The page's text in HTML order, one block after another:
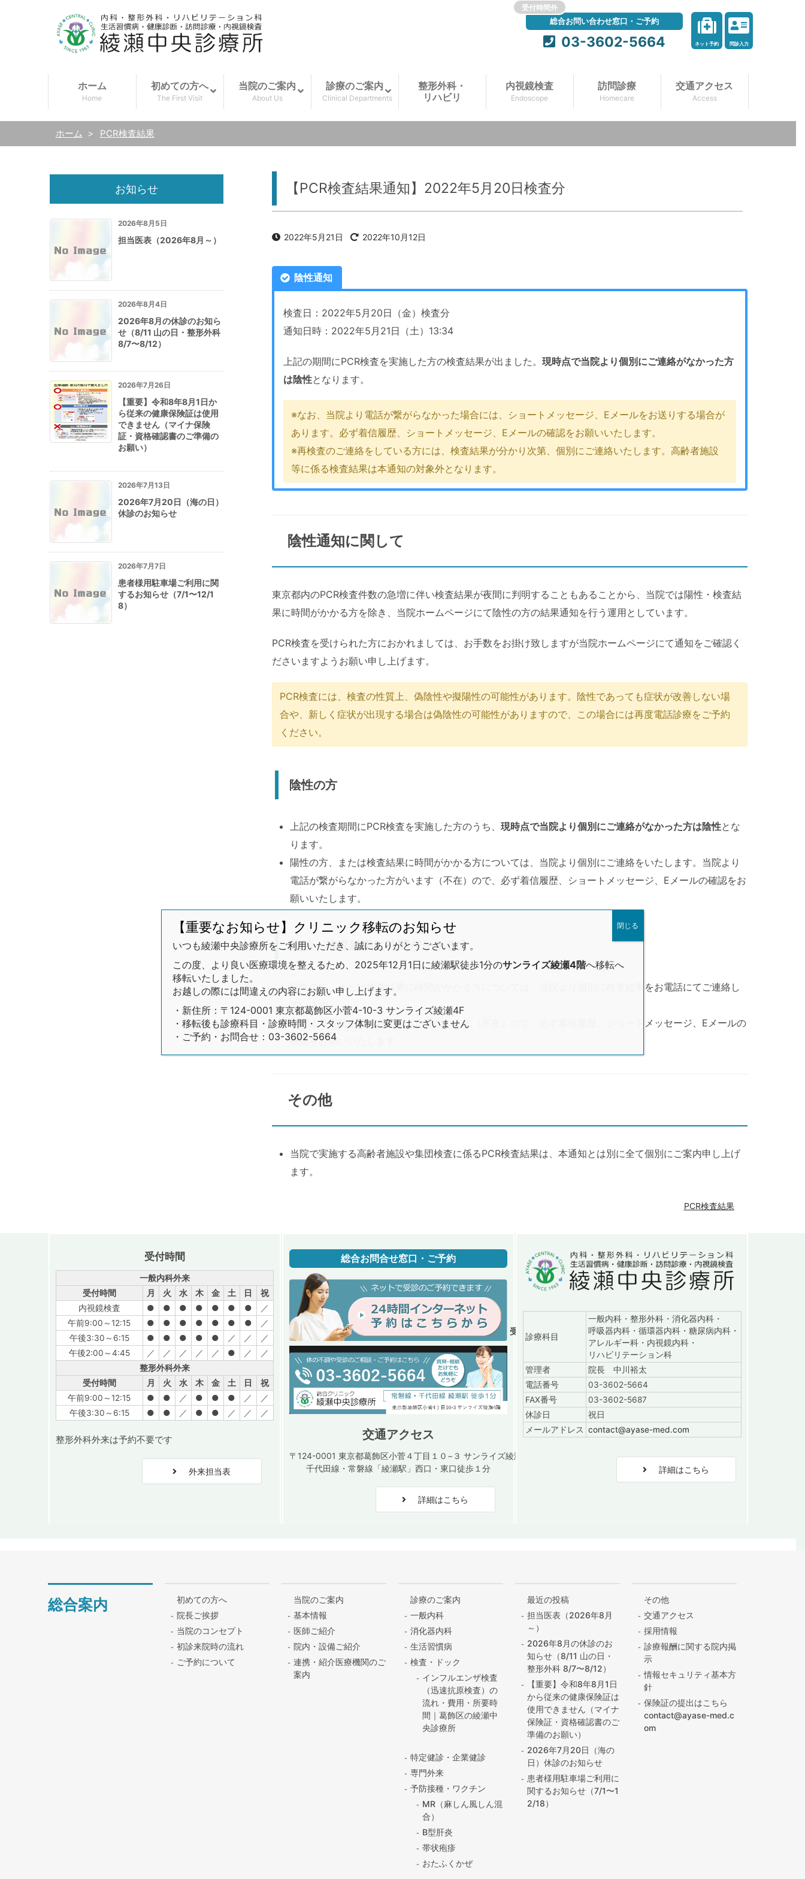
ホーム
Home
初めての方へ
The First Visit
当院のご案内
About Us
診療のご案内
Clinical Departments
整形外科・
リハビリ
内視鏡検査
Endoscope
訪問診療
Homecare
交通アクセス
Access
ホーム > PCR検査結果
受付時間外
総合お問い合わせ窓口・ご予約
03-3602-5664 ネット予約 問診入力
【PCR検査結果通知】2022年5月20日検査分
2022年5月21日 2022年10月12日
陰性通知
検査日：2022年5月20日（金）検査分
通知日時：2022年5月21日（土）13:34
上記の期間にPCR検査を実施した方の検査結果が出ました。 現時点で当院より個別にご連絡がなかった方
は陰性となります。
※なお、当院より電話が繋がらなかった場合には、ショートメッセージ、Eメールをお送りする場合が
あります。必ず着信履歴、ショートメッセージ、Eメールの確認をお願いいたします。
※再検査のご連絡をしている方には、検査結果が分かり次第、個別にご連絡いたします。高齢者施設
等に係る検査結果は本通知の対象外となります。
陰性通知に関して
東京都内のPCR検査件数の急増に伴い検査結果が夜間に判明することもあることから、当院では陽性・検査結
果に時間がかかる方を除き、当院ホームページにて陰性の方の結果通知を行う運用としています。
PCR検査を受けられた方におかれましては、お手数をお掛け致しますが当院ホームページにて通知をご確認く
ださいますようお願い申し上げます。
PCR検査には、検査の性質上、偽陰性や擬陽性の可能性があります。陰性であっても症状が改善しない場
合や、新しく症状が出現する場合は偽陰性の可能性がありますので、この場合には再度電話診療をご予約
ください。
陰性の方
上記の検査期間にPCR検査を実施した方のうち、 現時点で当院より個別にご連絡がなかった方は陰性とな
ります。
陽性の方、または検査結果に時間がかかる方については、当院より個別にご連絡をいたします。当院より
電話が繋がらなかった方がいます（不在）ので、必ず着信履歴、ショートメッセージ、Eメールの確認をお
願いいたします。
陽性・検査結果に時間がかかる方
陽性の方、または検査結果に時間がかかる方については、当院より個別に検査結果をお電話にてご連絡し
ています。
当院より電話が繋がらなかった方がいます（不在）ので、必ず着信履歴、ショートメッセージ、Eメールの
確認をお願いいたします。
その他
当院で実施する高齢者施設や集団検査に係るPCR検査結果は、本通知とは別に全て個別にご案内申し上げ
ます。
PCR検査結果
お知らせ
2026年8月5日
担当医表（2026年8月～）
2026年8月4日
2026年8月の休診のお知ら
せ（8/11 山の日・整形外科
8/7〜8/12）
2026年7月26日
【重要】令和8年8月1日か
ら従来の健康保険証は使用
できません（マイナ保険
証・資格確認書のご準備の
お願い）
2026年7月13日
2026年7月20日（海の日）
休診のお知らせ
2026年7月7日
患者様用駐車場ご利用に関
するお知らせ（7/1〜12/1
8）
受付時間
一般内科外来
受付時間
月 火 水 木 金 土 日
祝
内視鏡検査
● ● ● ● ● ● ●
／
午前9:00～12:15
● ● ● ● ● ● ●
／
午後3:30～6:15
● ● ● ● ● ／ ／
／
午後2:00～4:45
／ ／ ／ ／ ／ ● ／
／
整形外科外来
受付時間
月 火 水 木 金 土 日
祝
午前9:00～12:15
● ● ／ ● ● ● ／
／
午後3:30～6:15
● ● ／ ● ● ／ ／ ／
整形外科外来は予約不要です
外来担当表
総合お問合せ窓口・ご予約
受付時間：診察日9:00～18:15（土は16:45、日は12:15まで）
交通アクセス
〒124-0001 東京都葛飾区小菅４丁目１０−３ サンライズ綾瀬４階
千代田線・常磐線「綾瀬駅」西口・東口徒歩１分
詳細はこちら
診療科目
一般内科・整形外科・消化器内科・
呼吸器内科・循環器内科・糖尿病内科・
アレルギー科・内視鏡内科・
リハビリテーション科
管理者
院長 中川裕太
電話番号
03-3602-5664
FAX番号
03-3602-5687
休診日
祝日
メールアドレス contact@ayase-med.com
詳細はこちら
総合案内
初めての方へ
院長ご挨拶
当院のコンセプト
初診来院時の流れ
ご予約について
当院のご案内
基本情報
医師ご紹介
院内・設備ご紹介
連携・紹介医療機関のご
案内
診療のご案内
一般内科
消化器内科
生活習慣病
検査・ドック
インフルエンザ検査
（迅速抗原検査）の
流れ・費用・所要時
間｜葛飾区の綾瀬中
央診療所
特定健診・企業健診
専門外来
予防接種・ワクチン
MR（麻しん風しん混
合）
B型肝炎
帯状疱疹
おたふくかぜ
最近の投稿
担当医表（2026年8月
～）
2026年8月の休診のお
知らせ（8/11 山の日・
整形外科 8/7〜8/12）
【重要】令和8年8月1日
から従来の健康保険証は
使用できません（マイナ
保険証・資格確認書のご
準備のお願い）
2026年7月20日（海の
日）休診のお知らせ
患者様用駐車場ご利用に
関するお知らせ（7/1〜1
2/18）
その他
交通アクセス
採用情報
診療報酬に関する院内掲
示
情報セキュリティ基本方
針
保険証の提出はこちら
contact@ayase-med.c
om
【重要なお知らせ】クリニック移転のお知らせ
いつも綾瀬中央診療所をご利用いただき、誠にありがとうございます。
この度、より良い医療環境を整えるため、2025年12月1日に綾瀬駅徒歩1分のサンライズ綾瀬4階へ移転へ
移転いたしました。
お越しの際には間違えの内容にお願い申し上げます。
・新住所：〒124-0001 東京都葛飾区小菅4-10-3 サンライズ綾瀬4F
・移転後も診療科目・診療時間・スタッフ体制に変更はございません
・ご予約・お問合せ：03-3602-5664
閉じる